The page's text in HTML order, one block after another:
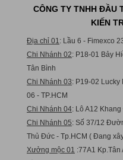
CÔNG TY TNHH ĐẦU
KIẾN
Địa chỉ 01 : Lầu 6 - Fimexco
Chi Nhánh 02: P18-01 Bảy
Tân Bình
Chi Nhánh 03: P19-02 Lucky
06 - TP.HCM
Chi Nhánh 04: Lô A12
Chi Nhánh 05: Số 37/12
Thủ Đức - Tp.HCM ( Đang
Xưởng mộc 01
:77A1 Kp.Tân